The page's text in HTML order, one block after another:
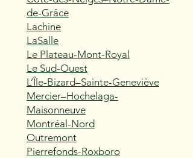
de-Grâce
Lachine
LaSalle
Le Plateau-Mont-Royal
Le Sud-Ouest
L’Île-Bizard–Sainte-Geneviève
Mercier–Hochelaga-
Maisonneuve
Montréal-Nord
Outremont
Pierrefonds-Roxboro